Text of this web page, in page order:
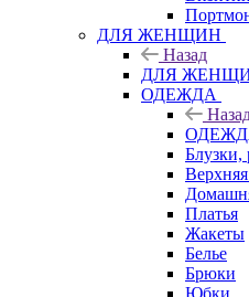
ДЛЯ ЖЕНЩИН
Назад
ДЛЯ
ОДЕЖДА
Блузки,
Платья
Жакеты
Белье
Брюки
Юбки